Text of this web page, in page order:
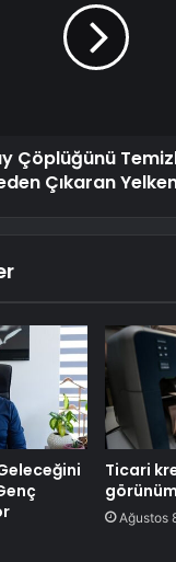
Çöplüğünü
Çıkaran
Ticari
görünüm
Ağustos